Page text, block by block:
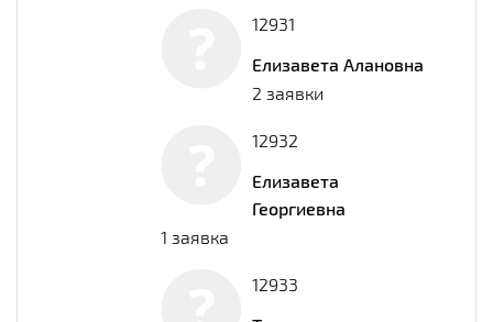
12931
Елизавета Алановна
2 заявки
12932
Елизавета
Георгиевна
1 заявка
12933